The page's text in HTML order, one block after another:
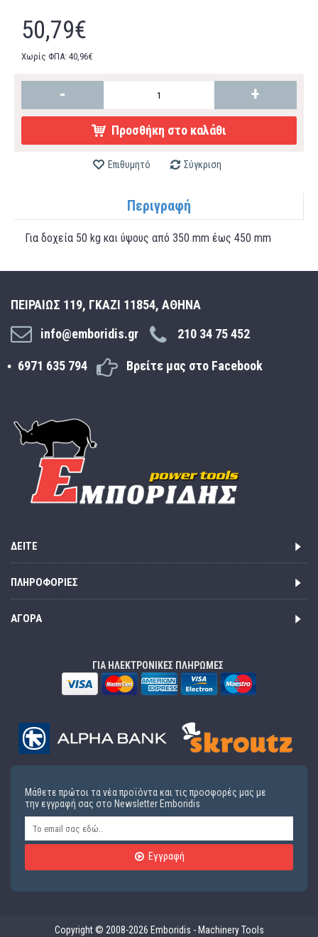
50,79€
Χωρίς ΦΠΑ: 40,96€
- +
Προσθήκη στο καλάθι
Επιθυμητό Σύγκριση
Περιγραφή
Για δοχεία 50 kg και ύψους από 350 mm έως 450 mm
ΠΕΙΡΑΙΩΣ 119, ΓΚΑΖΙ 11854, ΑΘΗΝΑ
info@emboridis.gr
210 34 75 452
6971 635 794 Βρείτε μας στο Facebook
ΔΕΊΤΕ
ΠΛΗΡΟΦΟΡΊΕΣ
ΑΓΟΡΆ
ΓΙΑ ΗΛΕΚΤΡΟΝΙΚΕΣ ΠΛΗΡΩΜΕΣ
Μάθετε πρώτοι τα νέα προϊόντα και τις προσφορές μας με
την εγγραφή σας στο Newsletter Emboridis
Εγγραφή
Copyright © 2008-2026 Emboridis - Machinery Tools